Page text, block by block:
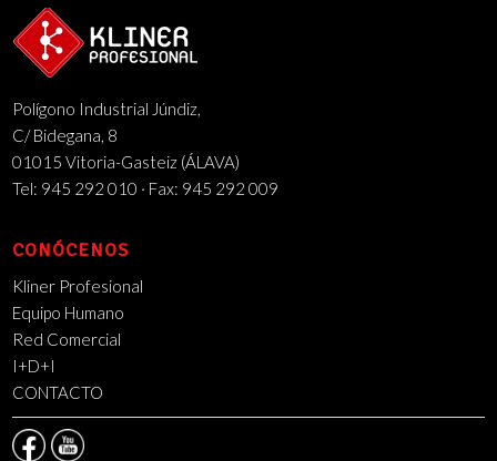
Polígono Industrial Júndiz,
C/ Bidegana, 8
01015 Vitoria-Gasteiz (ÁLAVA)
Tel: 945 292 010 · Fax: 945 292 009
CONÓCENOS
Kliner Profesional
Equipo Humano
Red Comercial
I+D+I
CONTACTO